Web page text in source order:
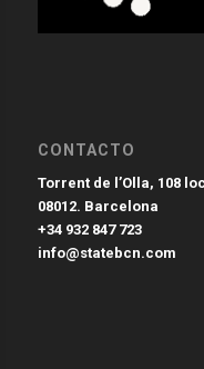
CONTACTO
Torrent de l’Olla, 108
08012. Barcelona
+34 932 847 723
info@statebcn.com